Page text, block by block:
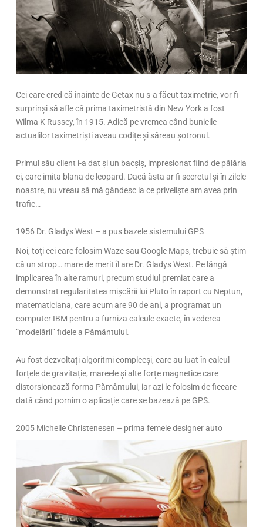
Cei care cred că înainte de Getax nu s-a făcut taximetrie, vor fi
surprinși să afle că prima taximetristă din New York a fost
Wilma K Russey, în 1915. Adică pe vremea când bunicile
actualilor taximetriști aveau codițe și săreau șotronul.
Primul său client i-a dat și un bacșiș, impresionat fiind de pălăria
ei, care imita blana de leopard. Dacă ăsta ar fi secretul și în zilele
noastre, nu vreau să mă gândesc la ce priveliște am avea prin
trafic…
1956 Dr. Gladys West – a pus bazele sistemului GPS
Noi, toți cei care folosim Waze sau Google Maps, trebuie să știm
că un strop… mare de merit îl are Dr. Gladys West. Pe lângă
implicarea în alte ramuri, precum studiul premiat care a
demonstrat regularitatea mișcării lui Pluto în raport cu Neptun,
matematiciana, care acum are 90 de ani, a programat un
computer IBM pentru a furniza calcule exacte, în vederea
”modelării” fidele a Pământului.
Au fost dezvoltați algoritmi complecși, care au luat în calcul
forțele de gravitație, mareele și alte forțe magnetice care
distorsionează forma Pământului, iar azi le folosim de fiecare
dată când pornim o aplicație care se bazează pe GPS.
2005 Michelle Christenesen – prima femeie designer auto